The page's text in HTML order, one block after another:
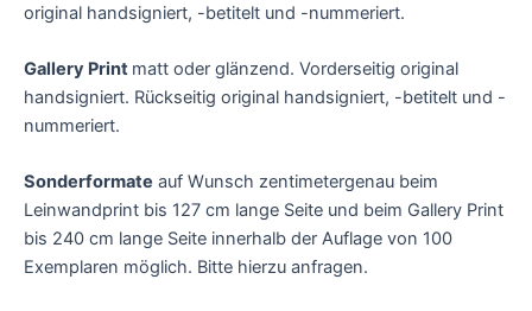
original handsigniert, -betitelt und -nummeriert.
Gallery Print matt oder glänzend. Vorderseitig original
handsigniert. Rückseitig original handsigniert, -betitelt und -
nummeriert.
Sonderformate auf Wunsch zentimetergenau beim
Leinwandprint bis 127 cm lange Seite und beim Gallery Print
bis 240 cm lange Seite innerhalb der Auflage von 100
Exemplaren möglich. Bitte hierzu anfragen.